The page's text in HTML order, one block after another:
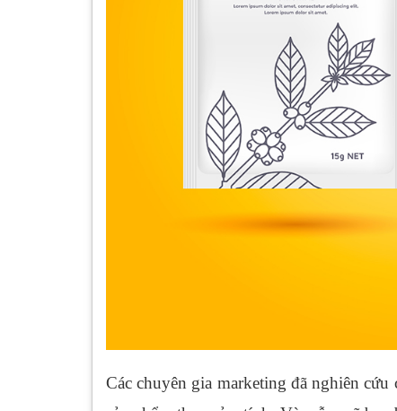
Các chuyên gia marketing đã nghiên